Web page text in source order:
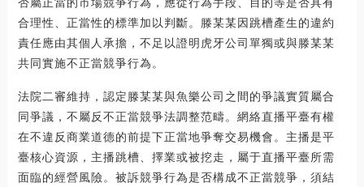
合理性、正當性的標準加以判斷。滕某某因跳槽產生的違約
責任應由其個人承擔，不足以證明虎牙公司單獨或與滕某某
共同實施不正當競爭行為。
法院二審維持，認定滕某某與魚樂公司之間的爭議實質屬合
同爭議，不屬反不正當競爭法調整范疇。網絡直播平臺有權
在不違反商業道德的前提下正當地爭奪交易機會。主播是平
臺核心資源，主播跳槽、擇業或被挖走，屬于直播平臺所需
面臨的經營風險。被訴競爭行為是否構成不正當競爭，須結